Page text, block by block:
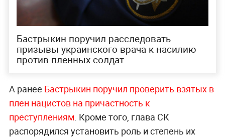
Бастрыкин поручил расследовать
призывы украинского врача к насилию
против пленных солдат
А ранее Бастрыкин поручил проверить взятых в
плен нацистов на причастность к
преступлениям. Кроме того, глава СК
распорядился установить роль и степень их